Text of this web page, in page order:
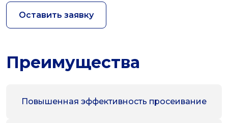
Оставить заявку
Преимущества
Повышенная эффективность просеивание